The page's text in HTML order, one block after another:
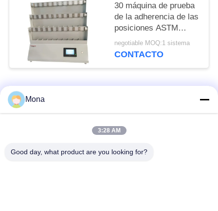
30 máquina de prueba
de la adherencia de las
posiciones ASTM
D3654 30pcs
negotiable MOQ:1 sistema
CONTACTO
Categorías Populares
Máquina universal de
Mona
3:28 AM
Good day, what product are you looking for?